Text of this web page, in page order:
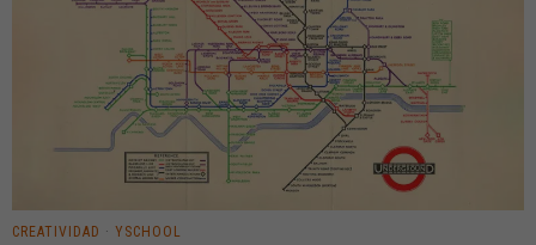
CREATIVIDAD · YSCHOOL